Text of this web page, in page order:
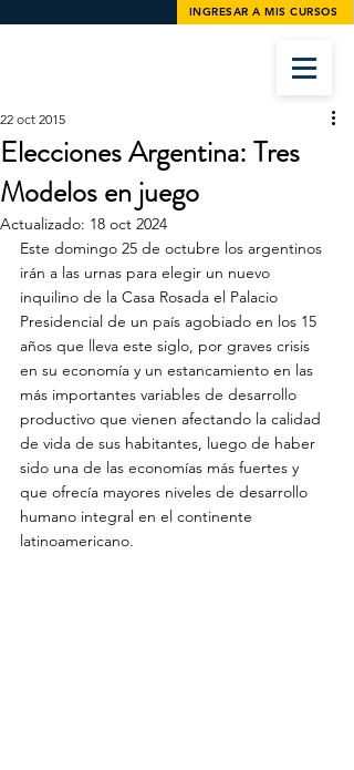
INGRESAR A MIS CURSOS
Elecciones Argentina: Tres
Modelos en juego
22 oct 2015
Actualizado: 18 oct 2024
Este domingo 25 de octubre los argentinos
irán a las urnas para elegir un nuevo
inquilino de la Casa Rosada el Palacio
Presidencial de un país agobiado en los 15
años que lleva este siglo, por graves crisis
en su economía y un estancamiento en las
más importantes variables de desarrollo
productivo que vienen afectando la calidad
de vida de sus habitantes, luego de haber
sido una de las economías más fuertes y
que ofrecía mayores niveles de desarrollo
humano integral en el continente
latinoamericano.